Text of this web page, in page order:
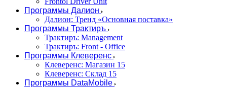
Программы Далион
Далион: Тренд «Основная поставка»
Программы Трактиръ
Трактиръ: Management
Трактиръ: Front - Office
Программы Клеверенс
Клеверенс: Магазин 15
Клеверенс: Склад 15
Программы DataMobile